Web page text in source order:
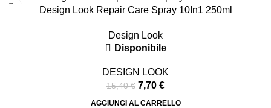
Design Look Repair Care Spray 10In1 250ml
Design Look
Disponibile
DESIGN LOOK
15,40€ 7,70 €
AGGIUNGI AL CARRELLO